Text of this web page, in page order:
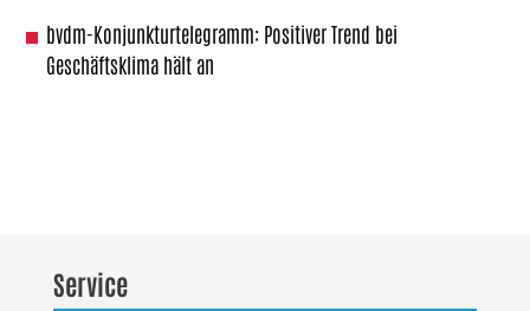
bvdm-Konjunkturtelegramm: Positiver Trend bei
Geschäftsklima hält an
Service